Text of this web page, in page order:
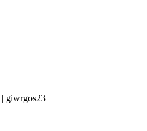
| giwrgos23